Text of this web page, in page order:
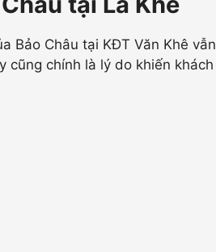
Bảo Châu tại KĐT Văn Khê vẫn
chính là lý do khiến khách